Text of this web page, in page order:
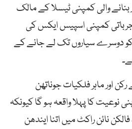
بنانے والی کمپنی ٹیسلا کے مالک
کمپنی اسپیس ایکس کی
دوسرے سیاروں تک لے جانے کے
اور ماہر فلکیات جوناتھن
نوعیت کا پہلا واقعہ ہو گا کیونکہ
نائن راکٹ میں اتنا ایندھن